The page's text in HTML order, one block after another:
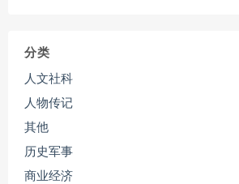
分类
人文社科
人物传记
其他
历史军事
商业经济